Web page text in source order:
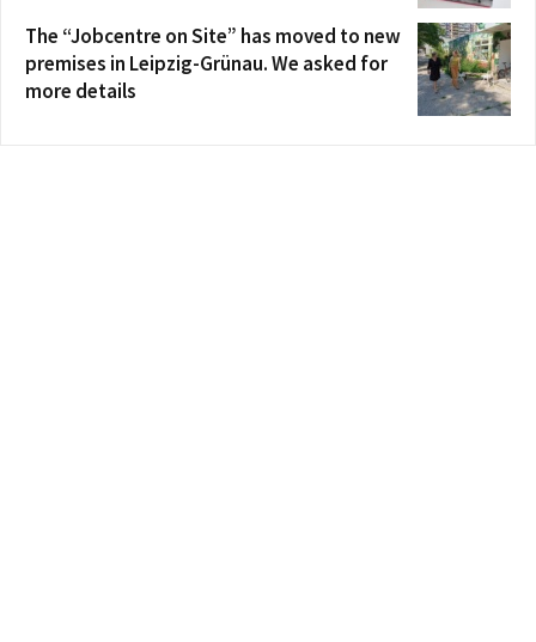
The “Jobcentre on Site” has moved to new
premises in Leipzig-Grünau. We asked for
more details